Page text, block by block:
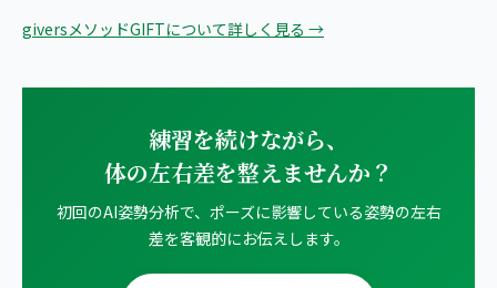
giversメソッドGIFTについて詳しく見る →
練習を続けながら、
体の左右差を整えませんか？
初回のAI姿勢分析で、ポーズに影響している姿勢の左右
差を客観的にお伝えします。